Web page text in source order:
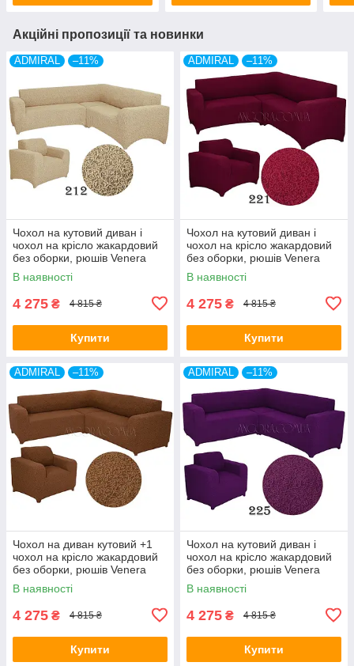
Акційні пропозиції та новинки
ADMIRAL –11%
Чохол на кутовий диван і
чохол на крісло жакардовий
без оборки, рюшів Venera
пісочний (багато кольорів)
В наявності
4 275 ₴ 4 815 ₴
Купити
ADMIRAL –11%
Чохол на кутовий диван і
чохол на крісло жакардовий
без оборки, рюшів Venera
бордо (багато кольорів)
В наявності
4 275 ₴ 4 815 ₴
Купити
ADMIRAL –11%
Чохол на диван кутовий +1
чохол на крісло жакардовий
без оборки, рюшів Venera
гарячий шоколад (багато
кольорів)
В наявності
4 275 ₴ 4 815 ₴
Купити
ADMIRAL –11%
Чохол на кутовий диван і
чохол на крісло жакардовий
без оборки, рюшів Venera
фіолетовий (багато кольорів)
В наявності
4 275 ₴ 4 815 ₴
Купити